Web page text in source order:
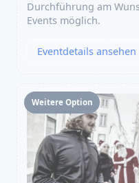
Durchführung am
Events möglich.
Eventdetails ansehen
Weitere Option